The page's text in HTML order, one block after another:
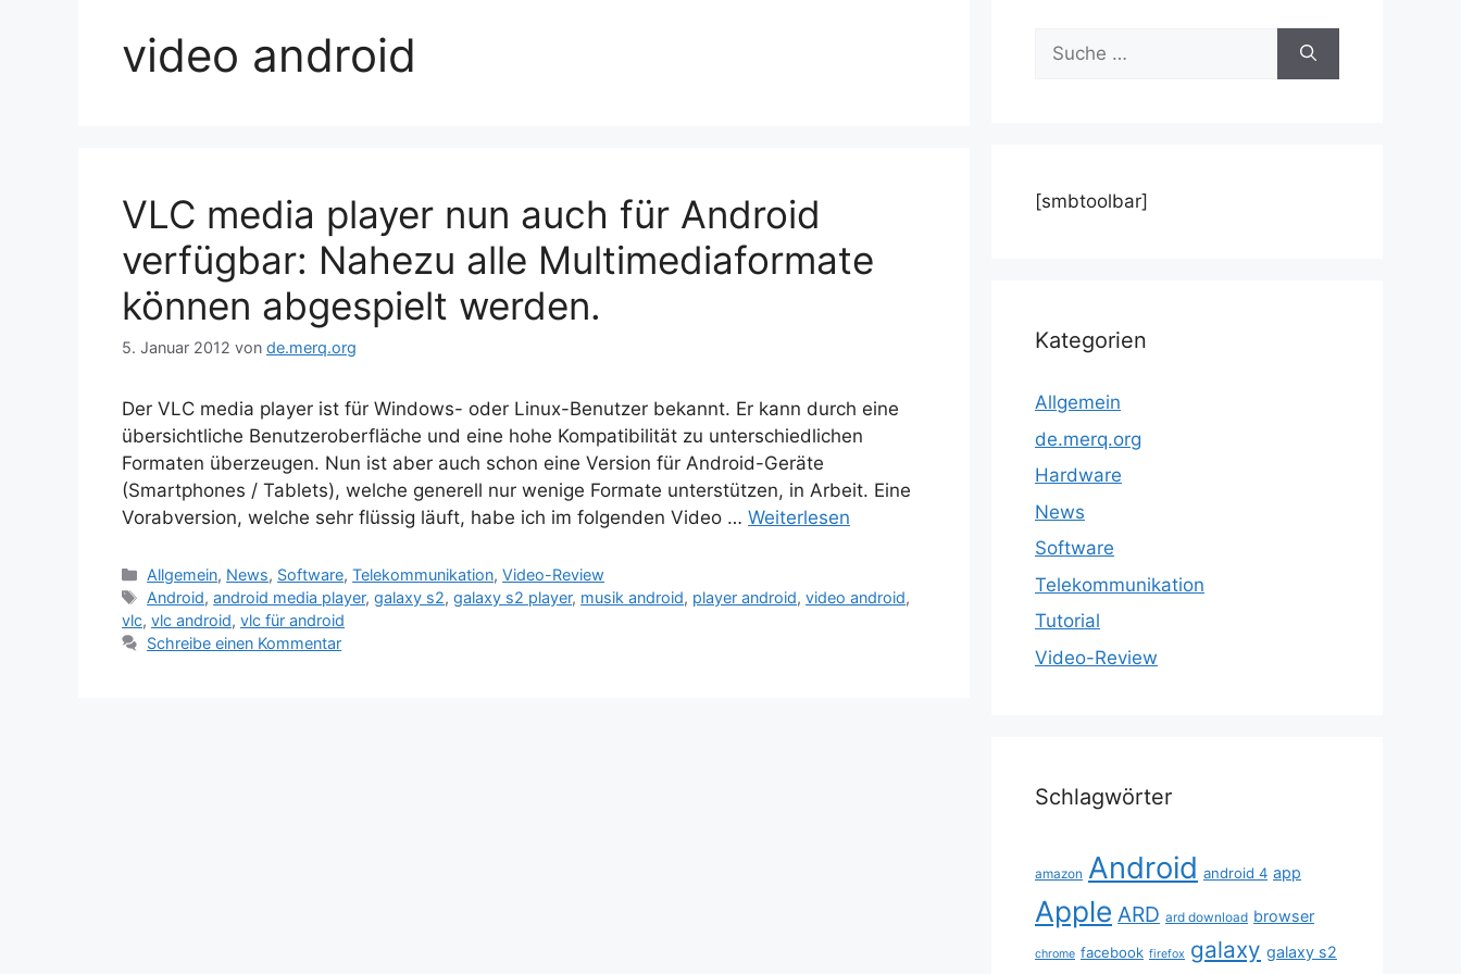
video android
VLC media player nun auch für Android
verfügbar: Nahezu alle Multimediaformate
können abgespielt werden.
5. Januar 2012 von de.merq.org
Der VLC media player ist für Windows- oder Linux-Benutzer bekannt. Er kann durch eine
übersichtliche Benutzeroberfläche und eine hohe Kompatibilität zu unterschiedlichen
Formaten überzeugen. Nun ist aber auch schon eine Version für Android-Geräte
(Smartphones / Tablets), welche generell nur wenige Formate unterstützen, in Arbeit. Eine
Vorabversion, welche sehr flüssig läuft, habe ich im folgenden Video … Weiterlesen
Kategorien
Allgemein, News, Software,Telekommunikation,Video-Review
Schlagwörter
Android,android media player,galaxy s2,galaxy s2 player, musik android, player android,video android,
vlc, vlc android, vlc für android
Schreibe einen Kommentar
Suche
nach:
[smbtoolbar]
Kategorien
Allgemein
de.merq.org
Hardware
News
Software
Telekommunikation
Tutorial
Video-Review
Schlagwörter
amazon Android android 4 app
Apple ARD ard download browser
chrome facebook firefox galaxy galaxy s2